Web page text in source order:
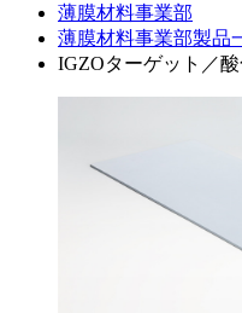
薄膜材料事業部
薄膜材料事業部製品
IGZOターゲット／